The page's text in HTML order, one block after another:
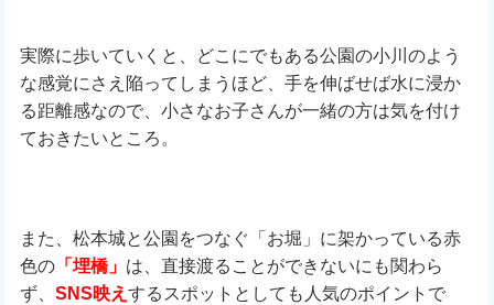
実際に歩いていくと、どこにでもある公園の小川のよう
な感覚にさえ陥ってしまうほど、手を伸ばせば水に浸か
る距離感なので、小さなお子さんが一緒の方は気を付け
ておきたいところ。
また、松本城と公園をつなぐ「お堀」に架かっている赤
色の「埋橋」 は、直接渡ることができないにも関わら
ず、 SNS映え するスポットとしても人気のポイントで